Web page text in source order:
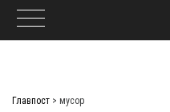
Главпост > мусор